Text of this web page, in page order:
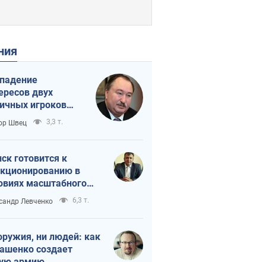
двух
игроков
тайный план
и Путина?
Швец 3,3 т.
готовится к
в
масштабного
кризиса
Левченко 6,3 т.
ни людей: как
создает